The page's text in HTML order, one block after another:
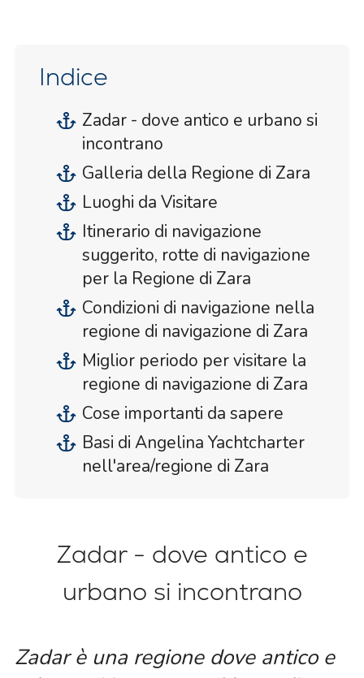
Indice
Zadar - dove antico e urbano si
incontrano
Galleria della Regione di Zara
Luoghi da Visitare
Itinerario di navigazione
suggerito, rotte di navigazione
per la Regione di Zara
Condizioni di navigazione nella
regione di navigazione di Zara
Miglior periodo per visitare la
regione di navigazione di Zara
Cose importanti da sapere
Basi di Angelina Yachtcharter
nell'area/regione di Zara
Zadar - dove antico e
urbano si incontrano
Zadar è una regione dove antico e